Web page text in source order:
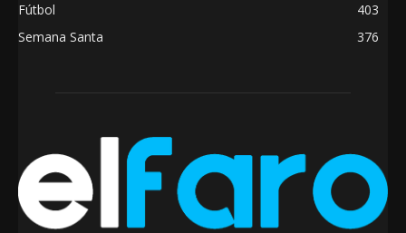
Fútbol
403
Semana Santa
376